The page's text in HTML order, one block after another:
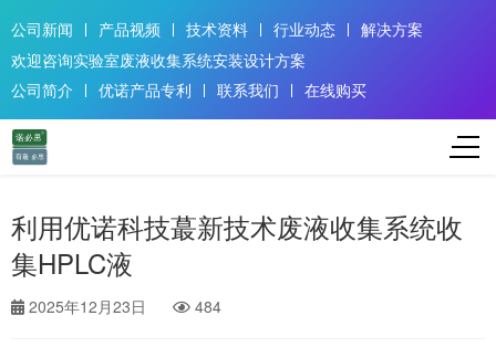
公司新闻 产品视频 技术资料 行业动态
解决方案
欢迎咨询实验室废液收集系统安装设计方案
公司简介
优诺产品专利 联系我们 在线购买
利用优诺科技蕞新技术废液收集系统收
集HPLC液
2025年12月23日 484